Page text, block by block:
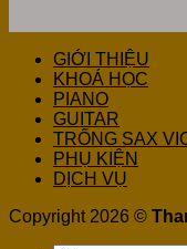
GIỚI THIỆU
KHOÁ HỌC
PIANO
GUITAR
TRỐNG SAX
PHỤ KIỆN
DỊCH VỤ
Copyright 2026 ©